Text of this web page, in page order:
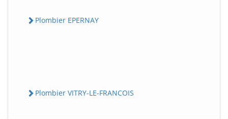
Plombier EPERNAY
Plombier VITRY-LE-FRANCOIS